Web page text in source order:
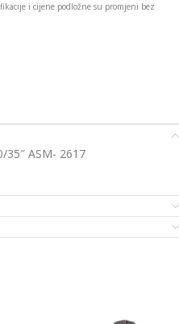
i cijene podložne su promjeni bez
35″ ASM- 2617